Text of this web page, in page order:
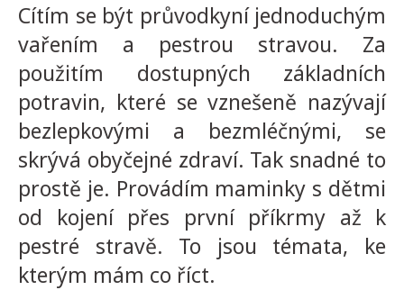
Cítím se být průvodkyní jednoduchým
vařením a pestrou stravou. Za
použitím dostupných základních
potravin, které se vznešeně nazývají
bezlepkovými a bezmléčnými, se
skrývá obyčejné zdraví. Tak snadné to
prostě je. Provádím maminky s dětmi
od kojení přes první příkrmy až k
pestré stravě. To jsou témata, ke
kterým mám co říct.